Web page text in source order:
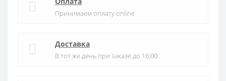
Принимаем оплату online
Доставка
В тот же день при заказе до 16:00